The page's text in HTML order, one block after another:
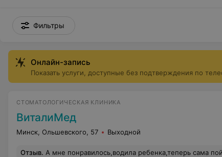
Фильтры
Онлайн-запись
Показать услуги, доступные без подтверждения по
СТОМАТОЛОГИЧЕСКАЯ КЛИНИКА
ВиталиМед
Минск, Ольшевского, 57 Выходной
Отзыв. А мне понравилось,водила ребенка,теперь сама